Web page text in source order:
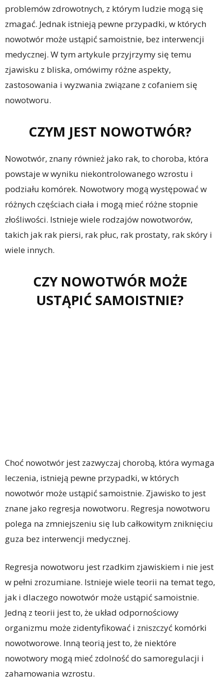
problemów zdrowotnych, z którym ludzie mogą się
zmagać. Jednak istnieją pewne przypadki, w których
nowotwór może ustąpić samoistnie, bez interwencji
medycznej. W tym artykule przyjrzymy się temu
zjawisku z bliska, omówimy różne aspekty,
zastosowania i wyzwania związane z cofaniem się
nowotworu.
CZYM JEST NOWOTWÓR?
Nowotwór, znany również jako rak, to choroba, która
powstaje w wyniku niekontrolowanego wzrostu i
podziału komórek. Nowotwory mogą występować w
różnych częściach ciała i mogą mieć różne stopnie
złośliwości. Istnieje wiele rodzajów nowotworów,
takich jak rak piersi, rak płuc, rak prostaty, rak skóry i
wiele innych.
CZY NOWOTWÓR MOŻE
USTĄPIĆ SAMOISTNIE?
Choć nowotwór jest zazwyczaj chorobą, która wymaga
leczenia, istnieją pewne przypadki, w których
nowotwór może ustąpić samoistnie. Zjawisko to jest
znane jako regresja nowotworu. Regresja nowotworu
polega na zmniejszeniu się lub całkowitym zniknięciu
guza bez interwencji medycznej.
Regresja nowotworu jest rzadkim zjawiskiem i nie jest
w pełni zrozumiane. Istnieje wiele teorii na temat tego,
jak i dlaczego nowotwór może ustąpić samoistnie.
Jedną z teorii jest to, że układ odpornościowy
organizmu może zidentyfikować i zniszczyć komórki
nowotworowe. Inną teorią jest to, że niektóre
nowotwory mogą mieć zdolność do samoregulacji i
zahamowania wzrostu.